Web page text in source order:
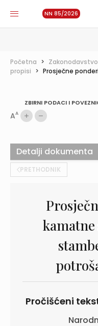
NN 85/2026
Početna > Zakonodavstvo
propisi > Prosječne
ZBIRNI PODACI I
AA
PRETHODNIK
kamatne
Pročišćeni
Detalji dokumenta